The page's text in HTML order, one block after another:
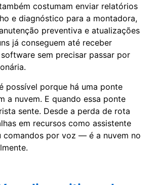
costumam enviar relatórios
e diagnóstico para a montadora,
preventiva e atualizações
já conseguem até receber
sem precisar passar por
possível porque há uma ponte
a nuvem. E quando essa ponte
sente. Desde a perda de rota
em recursos como assistente
comandos por voz — é a nuvem no